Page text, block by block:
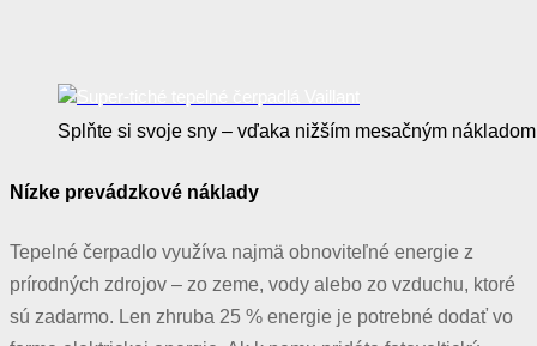
Splňte si svoje sny – vďaka nižším mesačným
Nízke prevádzkové náklady
Tepelné čerpadlo využíva najmä obnoviteľné energie z
prírodných zdrojov – zo zeme, vody alebo zo vzduchu, ktoré
sú zadarmo. Len zhruba 25 % energie je potrebné dodať vo